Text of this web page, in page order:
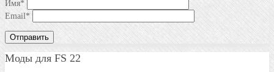
Имя*
Email*
Моды для FS 22